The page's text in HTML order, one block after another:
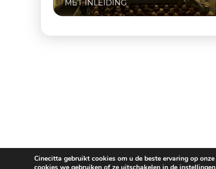
NAAIJKENS
Cinecitta gebruikt cookies om u de beste ervaring op